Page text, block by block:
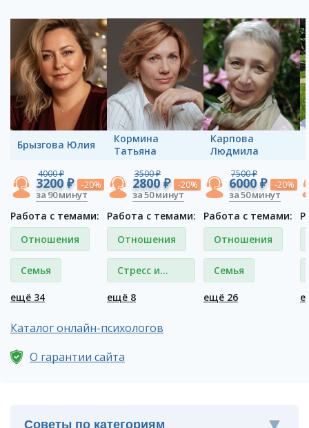
Брызгова Юлия
4000 ₽
3200 ₽ -20%
за 90 минут
Работа с темами:
Отношения
Семья
ещё 34
Кормина
Татьяна
3500 ₽
2800 ₽ -20%
за 50 минут
Работа с темами:
Отношения
Стресс и
депрессия
ещё 8
Карпова
Людмила
7500 ₽
6000 ₽ -20%
за 50 минут
Работа с темами:
Отношения
Семья
ещё 26
Каталог онлайн-психологов
О гарантии сайта